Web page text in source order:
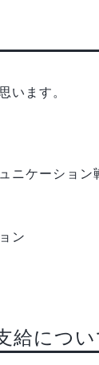
います。
ニケーション
ン
給につ